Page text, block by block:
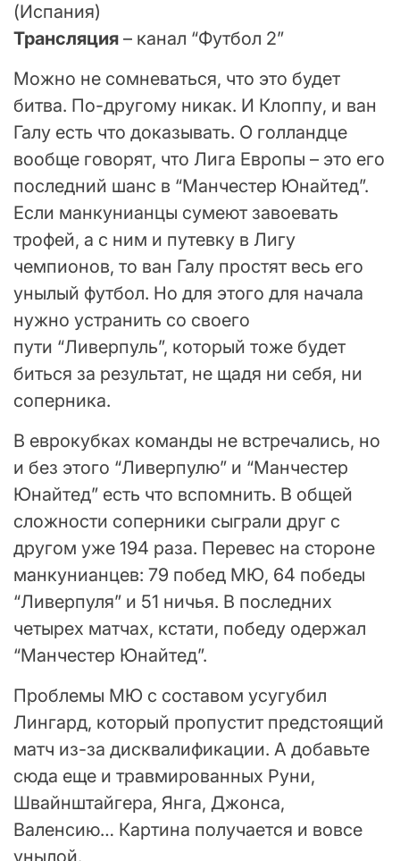
(Испания)
Трансляция – канал “Футбол 2”
Можно не сомневаться, что это будет
битва. По-другому никак. И Клоппу, и ван
Галу есть что доказывать. О голландце
вообще говорят, что Лига Европы – это его
последний шанс в “Манчестер Юнайтед”.
Если манкунианцы сумеют завоевать
трофей, а с ним и путевку в Лигу
чемпионов, то ван Галу простят весь его
унылый футбол. Но для этого для начала
нужно устранить со своего
пути “Ливерпуль”, который тоже будет
биться за результат, не щадя ни себя, ни
соперника.
В еврокубках команды не встречались, но
и без этого “Ливерпулю” и “Манчестер
Юнайтед” есть что вспомнить. В общей
сложности соперники сыграли друг с
другом уже 194 раза. Перевес на стороне
манкунианцев: 79 побед МЮ, 64 победы
“Ливерпуля” и 51 ничья. В последних
четырех матчах, кстати, победу одержал
“Манчестер Юнайтед”.
Проблемы МЮ с составом усугубил
Лингард, который пропустит предстоящий
матч из-за дисквалификации. А добавьте
сюда еще и травмированных Руни,
Швайнштайгера, Янга, Джонса,
Валенсию… Картина получается и вовсе